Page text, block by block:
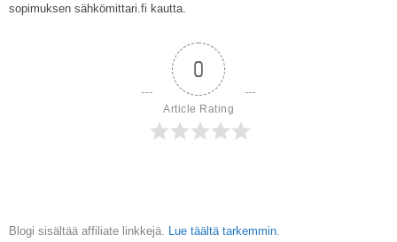
sopimuksen sähkömittari.fi kautta.
0
Article Rating
Blogi sisältää affiliate linkkejä. Lue täältä tarkemmin